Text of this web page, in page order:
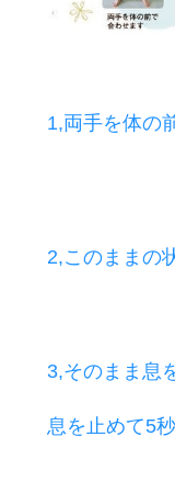
1,両手を体の
2,このままの
3,そのまま息
息を止めて5秒